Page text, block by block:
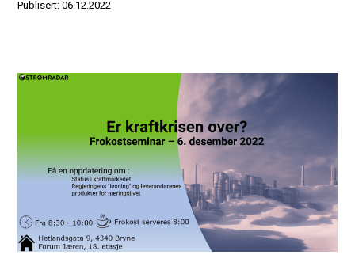
Publisert: 06.12.2022